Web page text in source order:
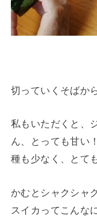
切っていくそばか
私もいただくと、
ん、とっても甘い！
種も少なく、とて
かむとシャクシャ
スイカってこんな